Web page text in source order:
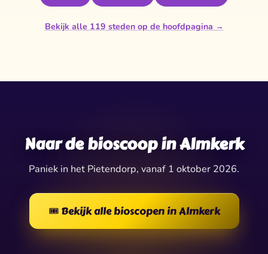
Bekijk alle 119 steden op de hoofdpagina →
★
Naar de bioscoop in Almkerk
Paniek in het Pietendorp, vanaf 1 oktober 2026.
🎟️ Bekijk alle bioscopen in Almkerk